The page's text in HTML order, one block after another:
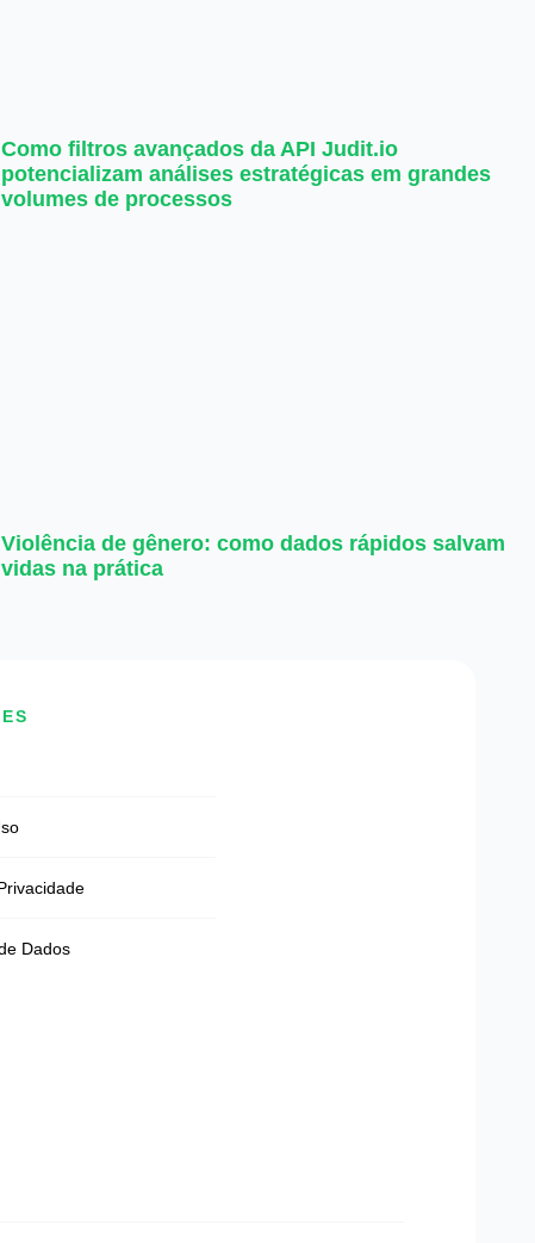
Como filtros avançados da API Judit.io
potencializam análises estratégicas em grandes
volumes de processos
Violência de gênero: como dados rápidos salvam
vidas na prática
Dados